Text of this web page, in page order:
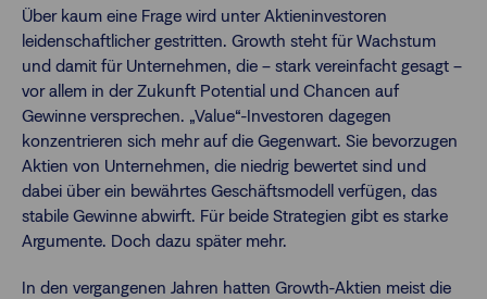
Über kaum eine Frage wird unter Aktieninvestoren
leidenschaftlicher gestritten. Growth steht für Wachstum
und damit für Unternehmen, die – stark vereinfacht gesagt –
vor allem in der Zukunft Potential und Chancen auf
Gewinne versprechen. „Value“-Investoren dagegen
konzentrieren sich mehr auf die Gegenwart. Sie bevorzugen
Aktien von Unternehmen, die niedrig bewertet sind und
dabei über ein bewährtes Geschäftsmodell verfügen, das
stabile Gewinne abwirft. Für beide Strategien gibt es starke
Argumente. Doch dazu später mehr.
In den vergangenen Jahren hatten Growth-Aktien meist die